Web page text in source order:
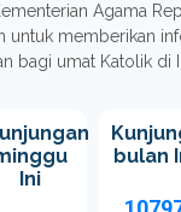
Agama
untuk memberikan
bagi umat Katolik di
Ini
bulan